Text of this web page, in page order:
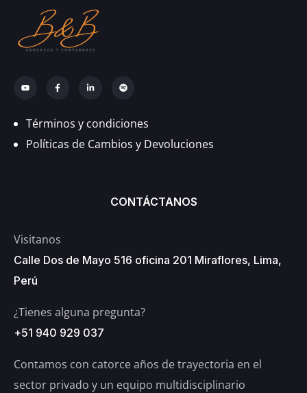
Términos y condiciones
Políticas de Cambios y Devoluciones
CONTÁCTANOS
Visitanos
Calle Dos de Mayo 516 oficina 201 Miraflores, Lima,
Perú
¿Tienes alguna pregunta?
+51 940 929 037
Contamos con catorce años de trayectoria en el
sector privado y un equipo multidisciplinario